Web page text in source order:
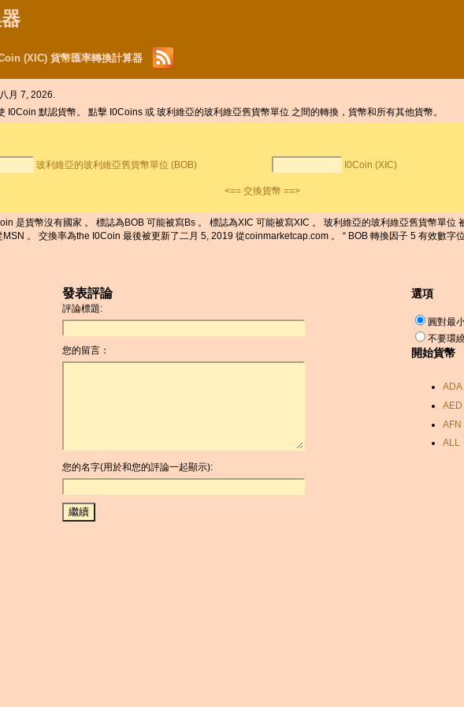
(XIC) 貨幣匯率轉換計算器
月 7, 2026.
默認貨幣。 點擊 I0Coins 或 玻利維亞的玻利維亞舊貨幣單位 之間的轉換，貨幣和所有其他貨幣。
玻利維亞的玻利維亞舊貨幣單位 (BOB) I0Coin (XIC)
<== 交換貨幣 ==>
是貨幣沒有國家 。 標誌為BOB 可能被寫Bs 。 標誌為XIC 可能被寫XIC 。 玻利維亞的玻利維亞舊貨幣單位
。 交換率為the I0Coin 最後被更新了二月 5, 2019 從coinmarketcap.com 。 “ BOB 轉換因子 5 有效數字
發表評論
評論標題:
您的留言：
您的名字(用於和您的評論一起顯示):
選項
圓對最
不要環
開始貨幣
ADA
AED
AFN
ALL